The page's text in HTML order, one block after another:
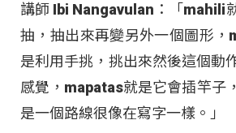
講師 Ibi Nangavulan：「mahili
抽，抽出來再變另外一個圖形，
是利用手挑，挑出來然後這個動
感覺，mapatas就是它會插竿子
是一個路線很像在寫字一樣。」